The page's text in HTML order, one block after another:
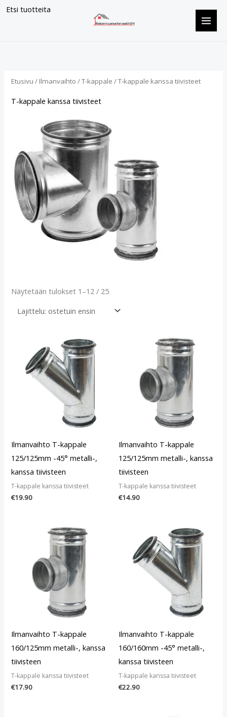
Etsi tuotteita
Siirry
Etusivu / Ilmanvaihto /T-kappale / T-kappale kanssa tiivisteet
T-kappale kanssa tiivisteet
Näytetään tulokset 1–12 / 25
Ilmanvaihto T-kappale
125/125mm -45° metalli-,
kanssa tiivisteen
T-kappale kanssa tiivisteet
€19.90
Ilmanvaihto T-kappale
125/125mm metalli-, kanssa
tiivisteen
T-kappale kanssa tiivisteet
€14.90
Ilmanvaihto T-kappale
160/125mm metalli-, kanssa
tiivisteen
T-kappale kanssa tiivisteet
€17.90
Ilmanvaihto T-kappale
160/160mm -45° metalli-,
kanssa tiivisteen
T-kappale kanssa tiivisteet
€22.90